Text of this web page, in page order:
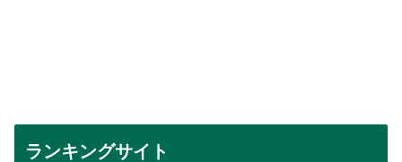
ランキングサイト